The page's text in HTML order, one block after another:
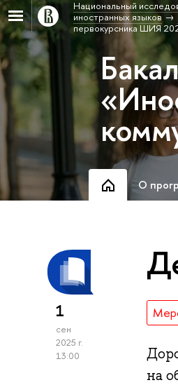
Национальный
иностранных языков
первокурсника ШИЯ
О
1
сен
2025 г.
13:00
на